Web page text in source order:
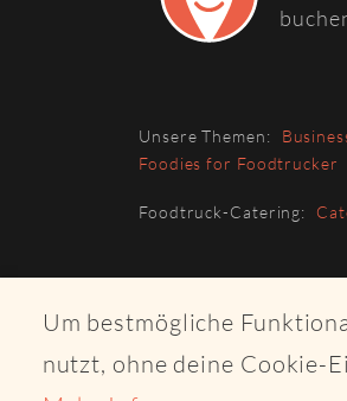
Um bestmögliche
nutzt, ohne deine Cookie-
Unsere Themen:
Foodies for Foodtrucker
Foodtruck-Catering: